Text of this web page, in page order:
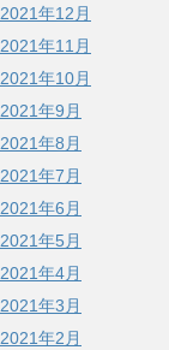
2021年12月
2021年11月
2021年10月
2021年9月
2021年8月
2021年7月
2021年6月
2021年5月
2021年4月
2021年3月
2021年2月